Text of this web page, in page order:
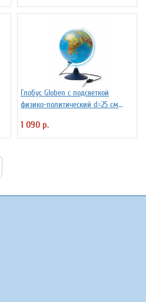
Глобус Globen с подсветкой
физико-политический d=25 см
1 090 р.